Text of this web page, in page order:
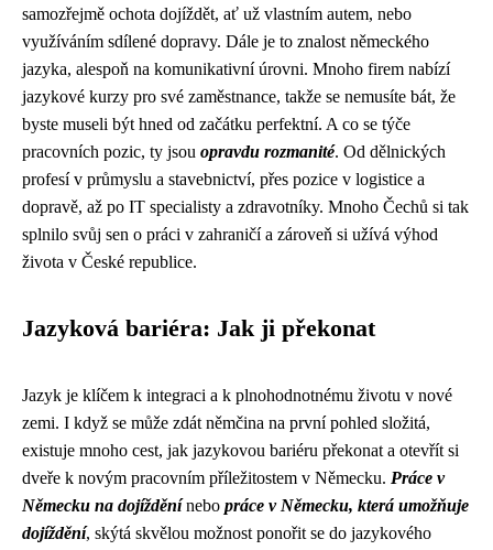
samozřejmě ochota dojíždět, ať už vlastním autem, nebo
využíváním sdílené dopravy. Dále je to znalost německého
jazyka, alespoň na komunikativní úrovni. Mnoho firem nabízí
jazykové kurzy pro své zaměstnance, takže se nemusíte bát, že
byste museli být hned od začátku perfektní. A co se týče
pracovních pozic, ty jsou opravdu rozmanité. Od dělnických
profesí v průmyslu a stavebnictví, přes pozice v logistice a
dopravě, až po IT specialisty a zdravotníky. Mnoho Čechů si tak
splnilo svůj sen o práci v zahraničí a zároveň si užívá výhod
života v České republice.
Jazyková bariéra: Jak ji překonat
Jazyk je klíčem k integraci a k plnohodnotnému životu v nové
zemi. I když se může zdát němčina na první pohled složitá,
existuje mnoho cest, jak jazykovou bariéru překonat a otevřít si
dveře k novým pracovním příležitostem v Německu. Práce v
Německu na dojížděnínebo práce v Německu, která umožňuje
dojíždění, skýtá skvělou možnost ponořit se do jazykového